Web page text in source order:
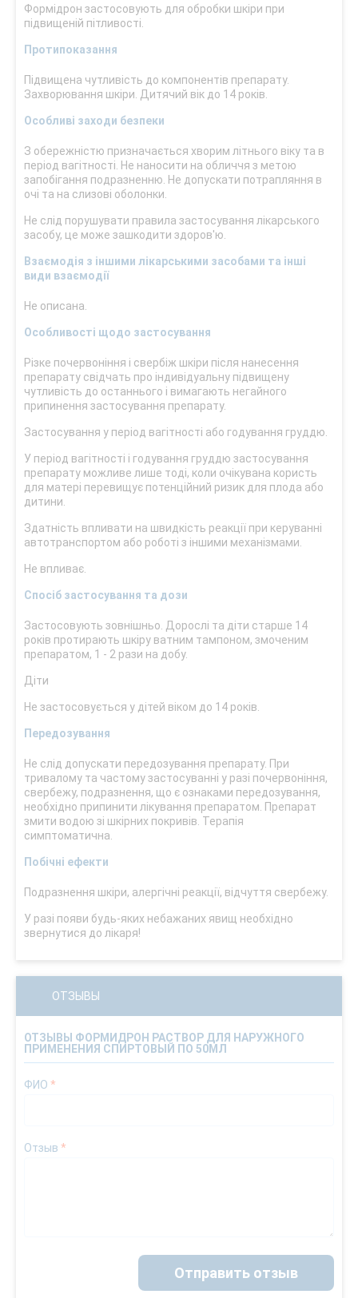
Формідрон застосовують для обробки шкіри при
підвищеній пітливості.
Протипоказання
Підвищена чутливість до компонентів препарату.
Захворювання шкіри. Дитячий вік до 14 років.
Особливі заходи безпеки
З обережністю призначається хворим літнього віку та в
період вагітності. Не наносити на обличчя з метою
запобігання подразненню. Не допускати потрапляння в
очі та на слизові обо­лонки.
Не слід порушувати правила застосування лікарського
засобу, це може зашкодити здоров'ю.
Взаємодія з іншими лікарськими засобами та інші
види взаємодії
Не описана.
Особливості щодо застосування
Різке почервоніння і свербіж шкіри після нанесення
препарату свідчать про індивідуальну підвищену
чутливість до останнього і вимагають негайного
припинення застосування препарату.
Застосування у період вагітності або годування груддю.
У період вагітності і годування груддю застосування
препарату можливе лише тоді, коли очікувана користь
для матері перевищує потенційний ризик для плода або
дитини.
Здатність впливати на швидкість реакції при керуванні
автотранспортом або роботі з іншими механізмами.
Не впливає.
Спосіб застосування та дози
Застосовують зовнішньо. Дорослі та діти старше 14
років протирають шкіру ватним тампоном, змоченим
препаратом, 1 - 2 рази на добу.
Діти
Не застосовується у дітей віком до 14 років.
Передозування
Не слід допускати передозування препарату. При
тривалому та частому застосуванні у разі почервоніння,
свербежу, подразнення, що є ознаками передозування,
необхідно припинити лікування препаратом. Препарат
змити водою зі шкірних покривів. Терапія
симптоматична.
Побічні ефекти
Подразнення шкіри, алергічні реакції, відчуття свербежу.
У разі появи будь-яких небажаних явищ необхідно
звернутися до лікаря!
ОТЗЫВЫ
ОТЗЫВЫ ФОРМИДРОН РАСТВОР ДЛЯ НАРУЖНОГО
ПРИМЕНЕНИЯ СПИРТОВЫЙ ПО 50МЛ
ФИО *
Отзыв *
Отправить отзыв